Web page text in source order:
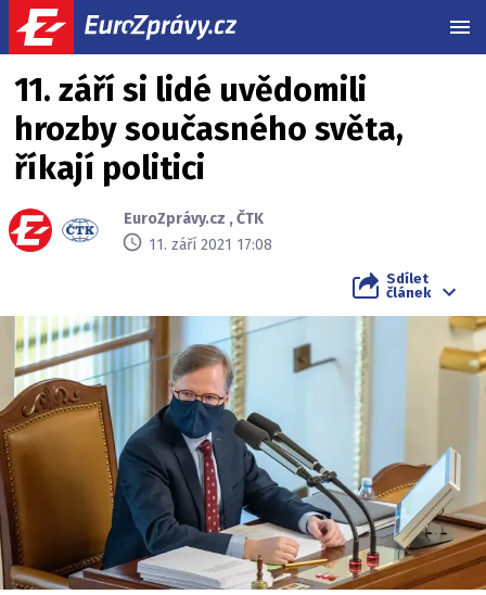
11. září si lidé uvědomili
hrozby současného světa,
říkají politici
EuroZprávy.cz ,ČTK
11. září 2021 17:08
Sdílet
článek